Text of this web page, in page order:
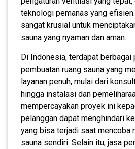
teknologi pemanas yang
sangat krusial untuk
sauna yang nyaman dan aman.
Di Indonesia, terdapat berbagai
pembuatan ruang sauna yang
layanan penuh, mulai dari
hingga instalasi dan
mempercayakan proyek ini
pelanggan dapat menghindari
yang bisa terjadi saat mencoba
sauna sendiri. Selain itu, jasa